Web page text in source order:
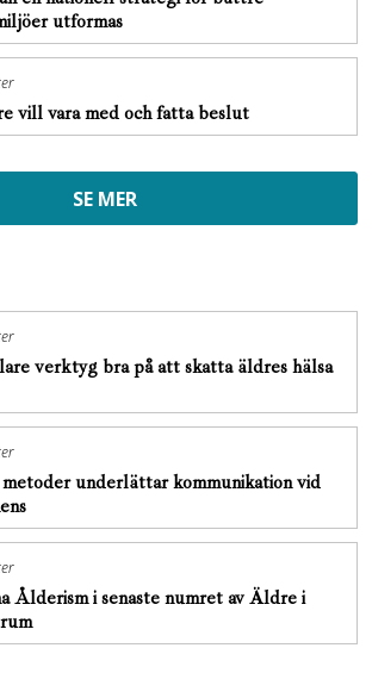
utformas
vill vara med och fatta beslut
SE MER
verktyg bra på att skatta äldres hälsa
underlättar kommunikation vid
Ålderism i senaste numret av Äldre i